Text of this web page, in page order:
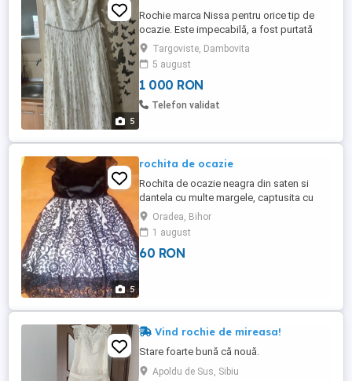
5
Rochie marca Nissa pentru orice tip de
ocazie. Este impecabilă, a fost purtată
doar câteva ore. Pe ea scrie mărimea 40,
dar eu am 1,62 M și 57 kg, deci este bună
pentru un S-M. A fost cumpărată cu 1800
lei
Targoviste, Dambovita
5 august
1 000 RON
Telefon validat
5
rochita de ocazie
Rochita de ocazie neagra din saten si
dantela cu multe margele, captusita cu
fermoar in spate, lungimea 95 cm, in stare
buna.Pret 60 lei .Trimit oriunde in tara cu
Fan Courierul sau posta romana. cu
ramburs.
Oradea, Bihor
1 august
60 RON
Vind rochie de mireasa!
Stare foarte bună că nouă.
Apoldu de Sus, Sibiu